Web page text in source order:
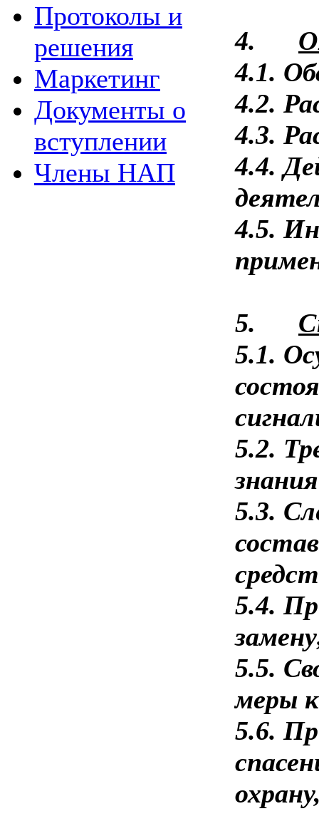
Протоколы и
решения
Маркетинг
Документы о
вступлении
Члены НАП
4.
4.1.
4.2.
4.3.
4.4.
4.5.
5.
5.1.
5.2.
5.3.
5.4.
5.5.
меры
5.6.